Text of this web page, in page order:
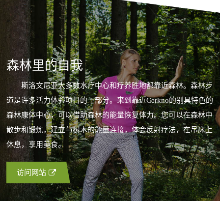
森林里的自我
斯洛文尼亚大多数水疗中心和疗养胜地都靠近森林。森林步
道是许多活力体验项目的一部分。来到靠近Cerkno的别具特色的
森林康体中心，可以借助森林的能量恢复体力。您可以在森林中
散步和锻炼，建立与树木的能量连接，体会反射疗法，在吊床上
休息，享用美食。
访问网站